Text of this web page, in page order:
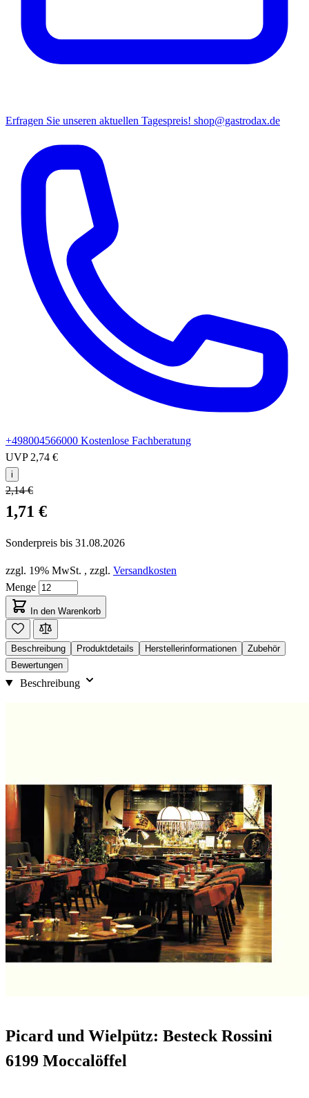
Erfragen Sie unseren aktuellen Tagespreis! shop@gastrodax.de
+498004566000 Kostenlose Fachberatung
UVP 2,74 €
i
2,14 €
1,71 €
Sonderpreis bis 31.08.2026
zzgl. 19% MwSt. , zzgl. Versandkosten
Menge
In den Warenkorb
Beschreibung Produktdetails Herstellerinformationen
Zubehör
Bewertungen
Beschreibung
Picard und Wielpütz: Besteck Rossini
6199 Moccalöffel